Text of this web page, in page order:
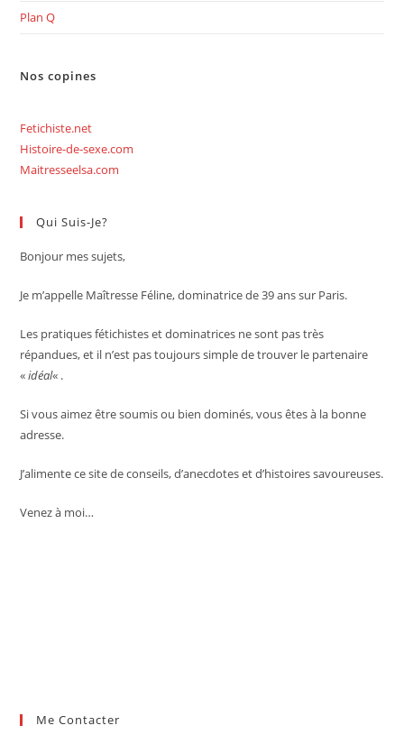
Plan Q
Nos copines
Fetichiste.net
Histoire-de-sexe.com
Maitresseelsa.com
Qui Suis-Je?
Bonjour mes sujets,
Je m’appelle Maîtresse Féline, dominatrice de 39 ans sur Paris.
Les pratiques fétichistes et dominatrices ne sont pas très
répandues, et il n’est pas toujours simple de trouver le partenaire
«idéal« .
Si vous aimez être soumis ou bien dominés, vous êtes à la bonne
adresse.
J’alimente ce site de conseils, d’anecdotes et d’histoires savoureuses.
Venez à moi…
Me Contacter